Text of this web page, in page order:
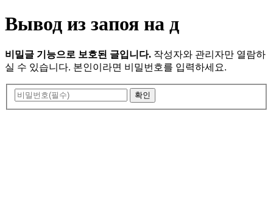
Вывод из запоя на д
비밀글 기능으로 보호된 글입니다. 작성자와 관리자만 열람하
실 수 있습니다. 본인이라면 비밀번호를 입력하세요.